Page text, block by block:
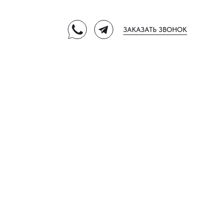
ЗАКАЗАТЬ ЗВОНОК